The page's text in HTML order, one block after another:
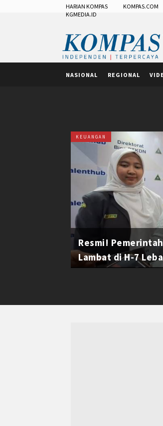
HARIAN KOMPAS KOMPAS.COM
KGMEDIA.ID
NASIONAL REGIONAL
KEUANGAN
Resmi!
Lambat di H-7